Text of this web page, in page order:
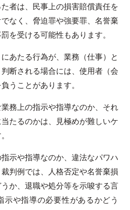
た者は、民事上の損害賠償責任を
なく、脅迫罪や強要罪、名誉棄
を受ける可能性もあります。
あたる行為が、業務（仕事）と
断される場合には、使用者（会
うことがあります。
務上の指示や指導なのか、それ
たるのかは、見極めが難しいケ
示や指導なのか、違法なパワハ
判例では、人格否定や名誉棄損
か、退職や処分等を示唆する言
示や指導の必要性があるかどう